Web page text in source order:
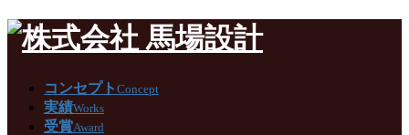
コンセプト Concept
実績Works
受賞Award